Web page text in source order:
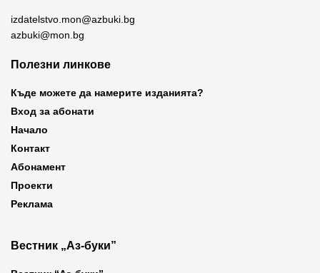
izdatelstvo.mon@azbuki.bg
azbuki@mon.bg
Полезни линкове
Къде можете да намерите изданията?
Вход за абонати
Начало
Контакт
Абонамент
Проекти
Реклама
Вестник „Аз-буки”